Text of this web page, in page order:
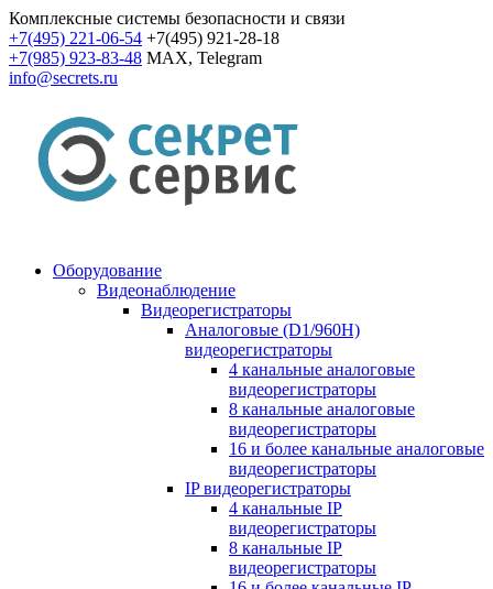
Комплексные системы безопасности и связи
+7(495) 221-06-54 +7(495) 921-28-18
+7(985) 923-83-48 MAX, Telegram
info@secrets.ru
Оборудование
Видеонаблюдение
Видеорегистраторы
Аналоговые (D1/960H)
видеорегистраторы
4 канальные аналоговые
видеорегистраторы
8 канальные аналоговые
видеорегистраторы
16 и более канальные аналоговые
видеорегистраторы
IP видеорегистраторы
4 канальные IP
видеорегистраторы
8 канальные IP
видеорегистраторы